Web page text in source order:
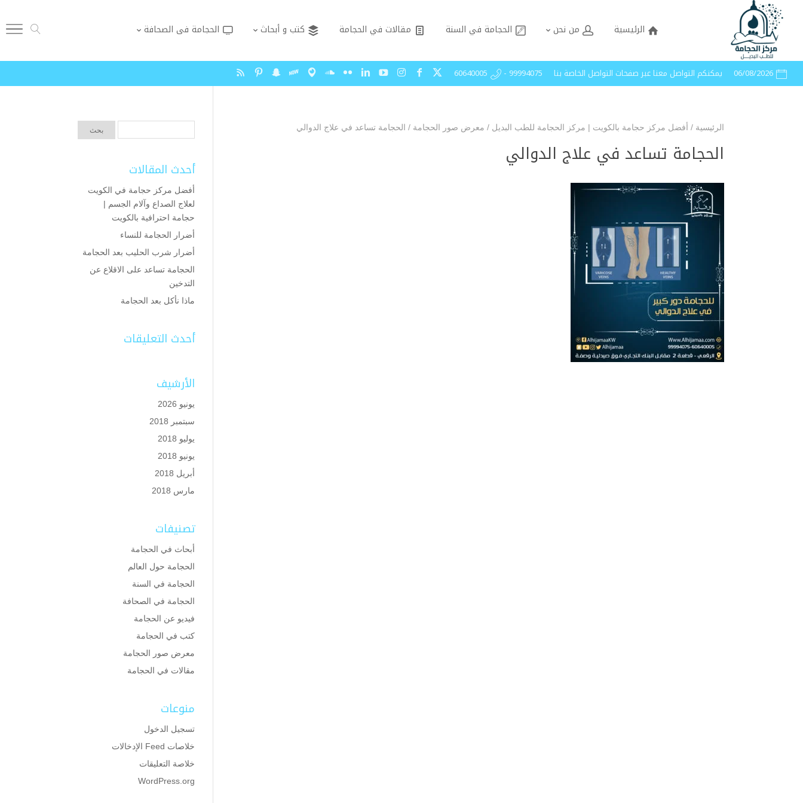
الرئيسية من نحن الحجامة في السنة مقالات في الحجامة كتب و أبحاث الحجامة فى الصحافة
06/08/2026 يمكنكم التواصل معنا عبر صفحات التواصل الخاصة بنا 99994075 - 60640005
الرئيسية / أفضل مركز حجامة بالكويت | مركز الحجامة للطب البديل / معرض صور الحجامة / الحجامة تساعد في علاج الدوالي
الحجامة تساعد في علاج الدوالي
أحدث المقالات
أفضل مركز حجامة في الكويت
لعلاج الصداع وآلام الجسم |
حجامة احترافية بالكويت
أضرار الحجامة للنساء
أضرار شرب الحليب بعد الحجامة
الحجامة تساعد على الاقلاع عن
التدخين
ماذا نأكل بعد الحجامة
أحدث التعليقات
الأرشيف
يونيو 2026
سبتمبر 2018
يوليو 2018
يونيو 2018
أبريل 2018
مارس 2018
تصنيفات
أبحاث في الحجامة
الحجامة حول العالم
الحجامة في السنة
الحجامة في الصحافة
فيديو عن الحجامة
كتب في الحجامة
معرض صور الحجامة
مقالات في الحجامة
منوعات
تسجيل الدخول
خلاصات Feed الإدخالات
خلاصة التعليقات
WordPress.org